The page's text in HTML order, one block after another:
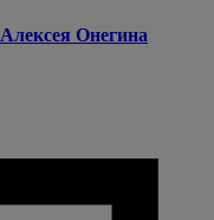
Алексея Онегина